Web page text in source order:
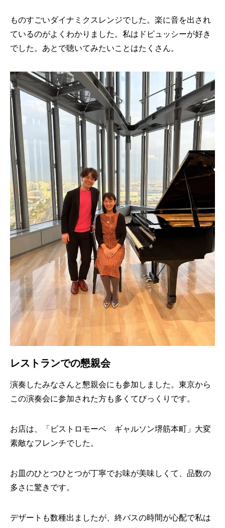
ものすごいダイナミクスレンジでした。楽に音を出され
ているのがよくわかりました。私はドビュッシーが好き
でした。あとで聴いてみたいことはたくさん。
レストランでの懇親会
演奏したみなさんと懇親会にも参加しました。東京から
この演奏会に参加された方も多くてびっくりです。
お店は、「ビストロモーベ ギャルソン堺筋本町」大変
素敵なフレンチでした。
お皿のひとつひとつが丁寧でお味が美味しくて、品数の
多さに驚きです。
デザートも数種出ましたが、終バスの時間が心配で私は